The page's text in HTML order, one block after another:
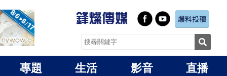
專題 生活 影音 直播